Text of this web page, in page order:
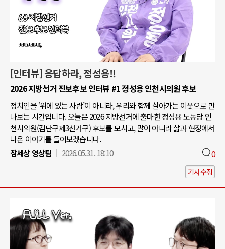
[인터뷰] 응답하라, 정성용!!
2026 지방선거 진보후보 인터뷰 #1 정성용 인천시의원 후보
정치인을 ‘위에 있는 사람’이 아니라, 우리와 함께 살아가는 이웃으로 만
나보는 시간입니다. 오늘은 2026 지방선거에 출마한 정성용 노동당 인
천시의원(검단구제3선거구) 후보를 모시고, 말이 아니라 삶과 현장에서
나온 이야기를 들어보겠습니다.
참세상 영상팀
2026.05.31. 18:10 0
기사수정